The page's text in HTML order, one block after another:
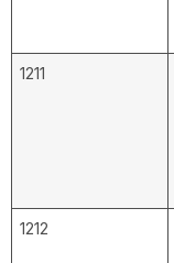
1211
1212